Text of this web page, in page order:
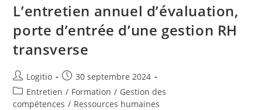
L’entretien annuel d’évaluation,
porte d’entrée d’une gestion RH
transverse
Logitio
30 septembre 2024
Entretien / Formation / Gestion des
compétences / Ressources humaines